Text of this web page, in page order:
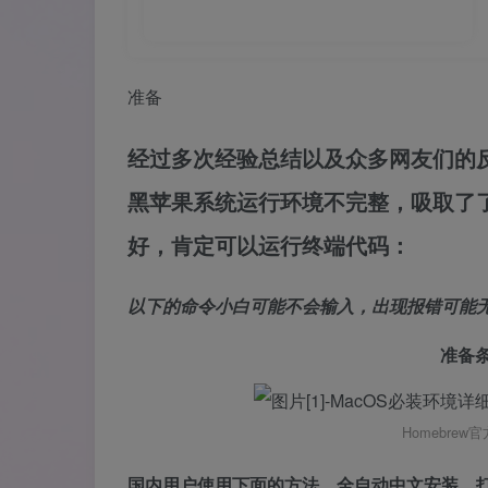
准备
经过多次经验总结以及众多网友们
黑苹果系统运行环境不完整，吸取
好，肯定可以运行终端代码：
以下的命令小白可能不会输入，出现报错可
准备
Homebrew